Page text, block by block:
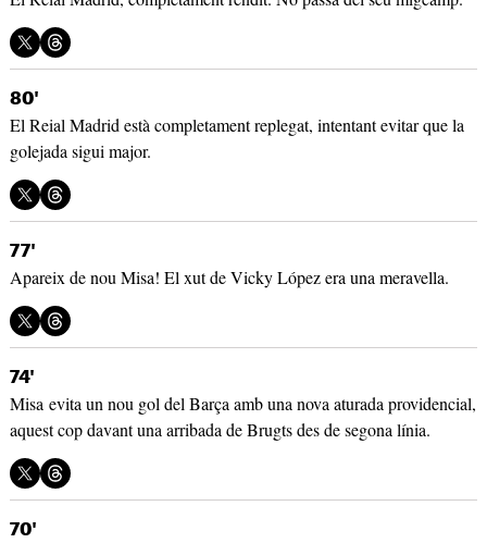
80'
El Reial Madrid està completament replegat, intentant evitar que la
golejada sigui major.
77'
Apareix de nou Misa! El xut de Vicky López era una meravella.
74'
Misa evita un nou gol del Barça amb una nova aturada providencial,
aquest cop davant una arribada de Brugts des de segona línia.
70'